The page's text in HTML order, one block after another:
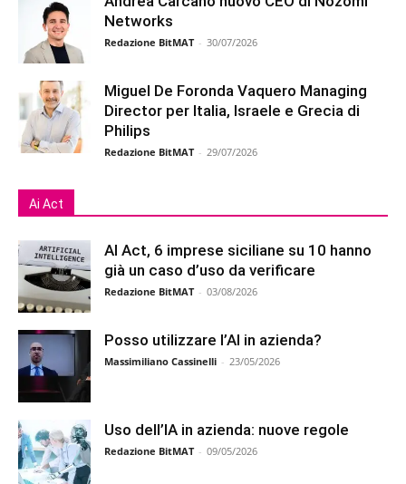
Networks
Redazione BitMAT - 30/07/2026
Miguel De Foronda Vaquero Managing
Director per Italia, Israele e Grecia di
Philips
Redazione BitMAT - 29/07/2026
Ai Act
AI Act, 6 imprese siciliane su 10 hanno
già un caso d’uso da verificare
Redazione BitMAT - 03/08/2026
Posso utilizzare l’AI in azienda?
Massimiliano Cassinelli - 23/05/2026
Uso dell’IA in azienda: nuove regole
Redazione BitMAT - 09/05/2026